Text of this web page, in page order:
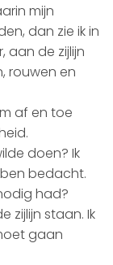
mijn
dan zie ik in
aan de zijlijn
rouwen en
af en toe
doen? Ik
bedacht.
had?
zijlijn staan. Ik
gaan